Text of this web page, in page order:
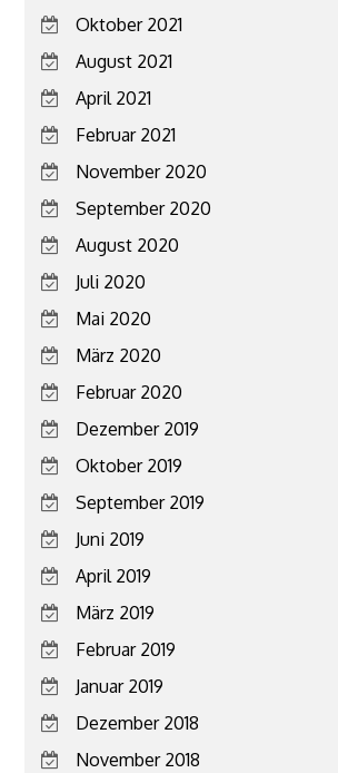
Oktober 2021
August 2021
April 2021
Februar 2021
November 2020
September 2020
August 2020
Juli 2020
Mai 2020
März 2020
Februar 2020
Dezember 2019
Oktober 2019
September 2019
Juni 2019
April 2019
März 2019
Februar 2019
Januar 2019
Dezember 2018
November 2018